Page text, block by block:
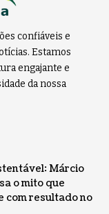
confiáveis e
Estamos
engajante e
da nossa
Márcio
o mito que
com resultado no